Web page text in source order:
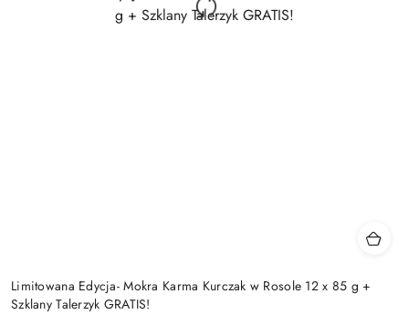
Limitowana Edycja- Mokra Karma Kurczak w Rosole 12 x 85 g +
Szklany Talerzyk GRATIS!